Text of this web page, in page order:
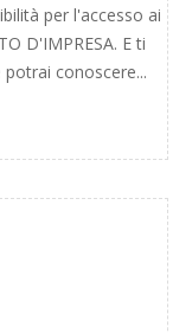
per l'accesso ai
D'IMPRESA. E ti
conoscere...